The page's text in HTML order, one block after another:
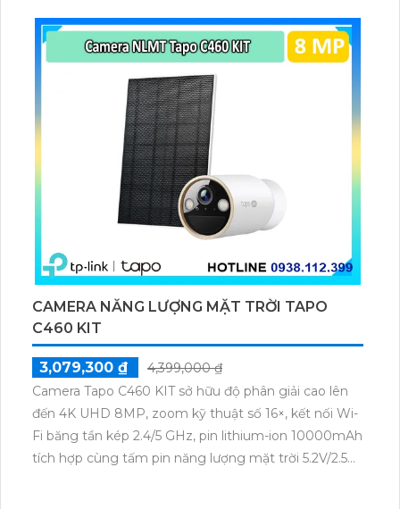
microSD tối đa 256GB hoặc lưu đám mây dễ lắp đặt
cho gia đình và văn phòng nhỏ.
CAMERA NĂNG LƯỢNG MẶT TRỜI TAPO
C460 KIT
3,079,300 ₫
4,399,000 ₫
Camera Tapo C460 KIT sở hữu độ phân giải cao lên
đến 4K UHD 8MP, zoom kỹ thuật số 16×, kết nối Wi-
Fi băng tần kép 2.4/5 GHz, pin lithium-ion 10000mAh
tích hợp cùng tấm pin năng lượng mặt trời 5.2V/2.5W.